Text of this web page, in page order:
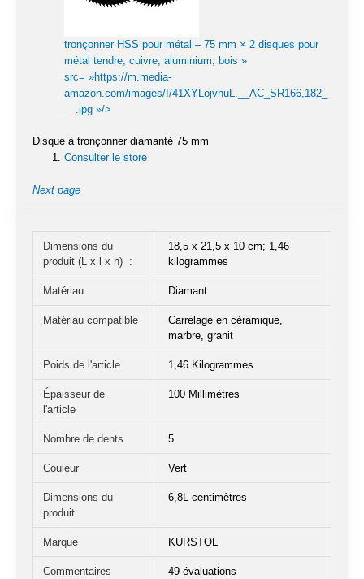
tronçonner HSS pour métal – 75 mm × 2 disques pour
métal tendre, cuivre, aluminium, bois »
src= »https://m.media-
amazon.com/images/I/41XYLojvhuL.__AC_SR166,182_
__.jpg »/>
Disque à tronçonner diamanté 75 mm
Consulter le store
Next page
Dimensions du
produit (L x l x h) ‏ : ‎
18,5 x 21,5 x 10 cm; 1,46
kilogrammes
Matériau Diamant
Matériau compatible
Carrelage en céramique,
marbre, granit
Poids de l'article 1,46 Kilogrammes
Épaisseur de
l'article
100 Millimètres
Nombre de dents 5
Couleur Vert
Dimensions du
produit
6,8L centimètres
Marque KURSTOL
Commentaires
49 évaluations